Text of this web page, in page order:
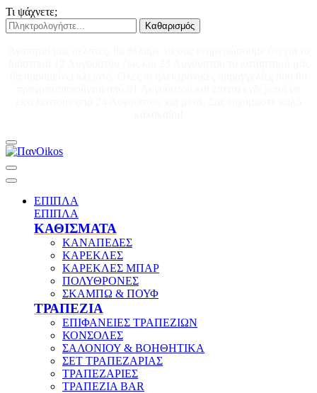
Τι ψάχνετε;
Καθαρισμός
ΕΠΙΠΛΑ
ΕΠΙΠΛΑ
ΚΑΘΙΣΜΑΤΑ
ΚΑΝΑΠΕΔΕΣ
ΚΑΡΕΚΛΕΣ
ΚΑΡΕΚΛΕΣ ΜΠΑΡ
ΠΟΛΥΘΡΟΝΕΣ
ΣΚΑΜΠΩ & ΠΟΥΦ
ΤΡΑΠΕΖΙΑ
ΕΠΙΦΑΝΕΙΕΣ ΤΡΑΠΕΖΙΩΝ
ΚΟΝΣΟΛΕΣ
ΣΑΛΟΝΙΟΥ & ΒΟΗΘΗΤΙΚΑ
ΣΕΤ ΤΡΑΠΕΖΑΡΙΑΣ
ΤΡΑΠΕΖΑΡΙΕΣ
ΤΡΑΠΕΖΙΑ BAR